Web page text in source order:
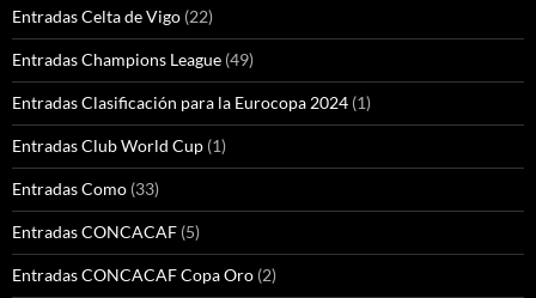
Entradas Celta de Vigo (22)
Entradas Champions League (49)
Entradas Clasificación para la Eurocopa 2024 (1)
Entradas Club World Cup (1)
Entradas Como (33)
Entradas CONCACAF (5)
Entradas CONCACAF Copa Oro (2)